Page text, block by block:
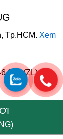
Tp.HCM. Xem
(ZL)